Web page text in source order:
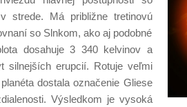
strede. Má približne tretinovú
so Slnkom, ako aj podobné
dosahuje 3 340 kelvinov a
silnejších erupcií. Rotuje veľmi
dostala označenie Gliese
Výsledkom je vysoká